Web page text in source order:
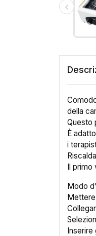
della
Questo
È
i
Il primo
Modo
Inserire